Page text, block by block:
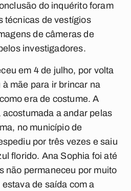
do inquérito foram
técnicas de vestígios
de câmeras de
investigadores.
em 4 de julho, por volta
mãe para ir brincar na
era de costume. A
acostumada a andar pelas
no município de
por três vezes e saiu
florido. Ana Sophia foi até
não permaneceu por muito
de saída com a